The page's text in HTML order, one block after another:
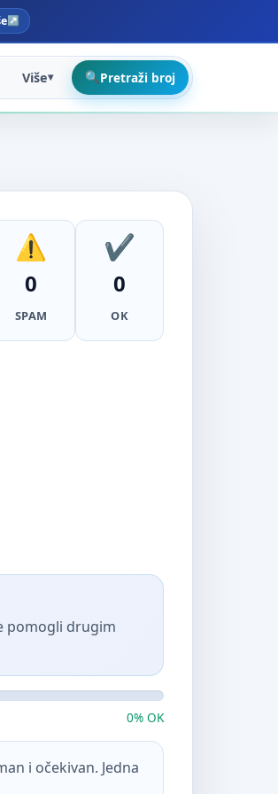
Više Pretraži broj
0
SPAM
0
OK
pomogli drugim
0% OK
i očekivan. Jedna